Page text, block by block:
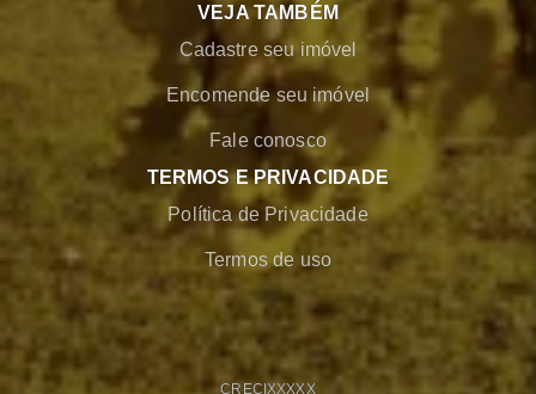
VEJA TAMBÉM
Cadastre seu imóvel
Encomende seu imóvel
Fale conosco
TERMOS E PRIVACIDADE
Política de Privacidade
Termos de uso
CRECIXXXXX